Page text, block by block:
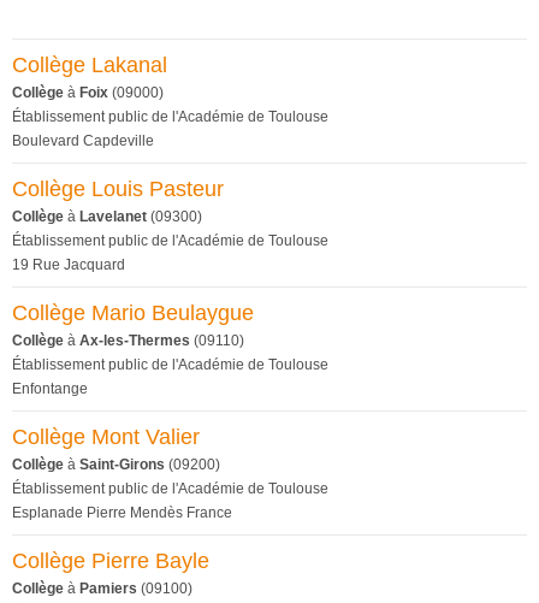
Collège Lakanal
Collège à Foix (09000)
Établissement public de l'Académie de Toulouse
Boulevard Capdeville
Collège Louis Pasteur
Collège à Lavelanet (09300)
Établissement public de l'Académie de Toulouse
19 Rue Jacquard
Collège Mario Beulaygue
Collège à Ax-les-Thermes (09110)
Établissement public de l'Académie de Toulouse
Enfontange
Collège Mont Valier
Collège à Saint-Girons (09200)
Établissement public de l'Académie de Toulouse
Esplanade Pierre Mendès France
Collège Pierre Bayle
Collège à Pamiers (09100)